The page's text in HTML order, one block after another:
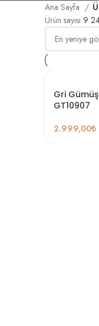
Ana Sayfa
Ürün sayısı 9
Gri
GT10907
2.999,00₺